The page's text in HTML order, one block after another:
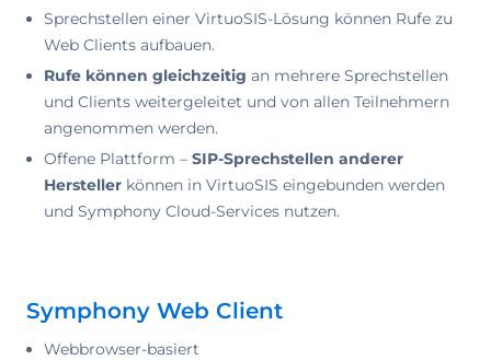
Sprechstellen einer VirtuoSIS-Lösung können Rufe zu
Web Clients aufbauen.
Rufe können gleichzeitig an mehrere Sprechstellen
und Clients weitergeleitet und von allen Teilnehmern
angenommen werden.
Offene Plattform – SIP-Sprechstellen anderer
Hersteller können in VirtuoSIS eingebunden werden
und Symphony Cloud-Services nutzen.
Symphony Web Client
Webbrowser-basiert